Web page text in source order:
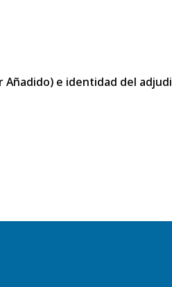
e identidad del